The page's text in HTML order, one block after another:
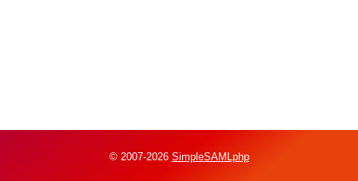
© 2007-2026 SimpleSAMLphp